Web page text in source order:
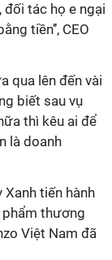
đối tác họ e ngại
tiền’’, CEO
qua lên đến vài
biết sau vụ
thì kêu ai để
là doanh
tiến hành
phẩm thương
Việt Nam đã